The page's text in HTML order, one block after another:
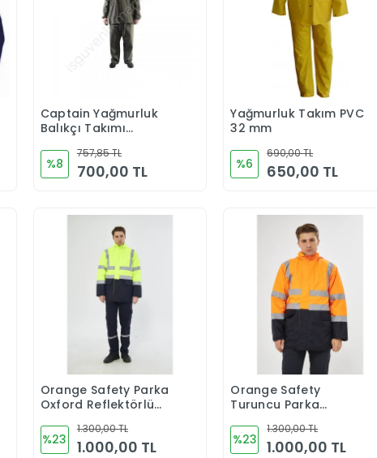
Sepete Ekle
Captain Yağmurluk
Balıkçı Takımı
%8
757,85 TL
700,00 TL
Sepete Ekle
Yağmurluk Takım PVC
32 mm
%6
690,00 TL
650,00 TL
Sepete Ekle
Orange Safety Parka
Oxford Reflektörlü
%23
1.300,00 TL
1.000,00 TL
Sepete Ekle
Orange Safety
Turuncu Parka
%23
1.300,00 TL
1.000,00 TL